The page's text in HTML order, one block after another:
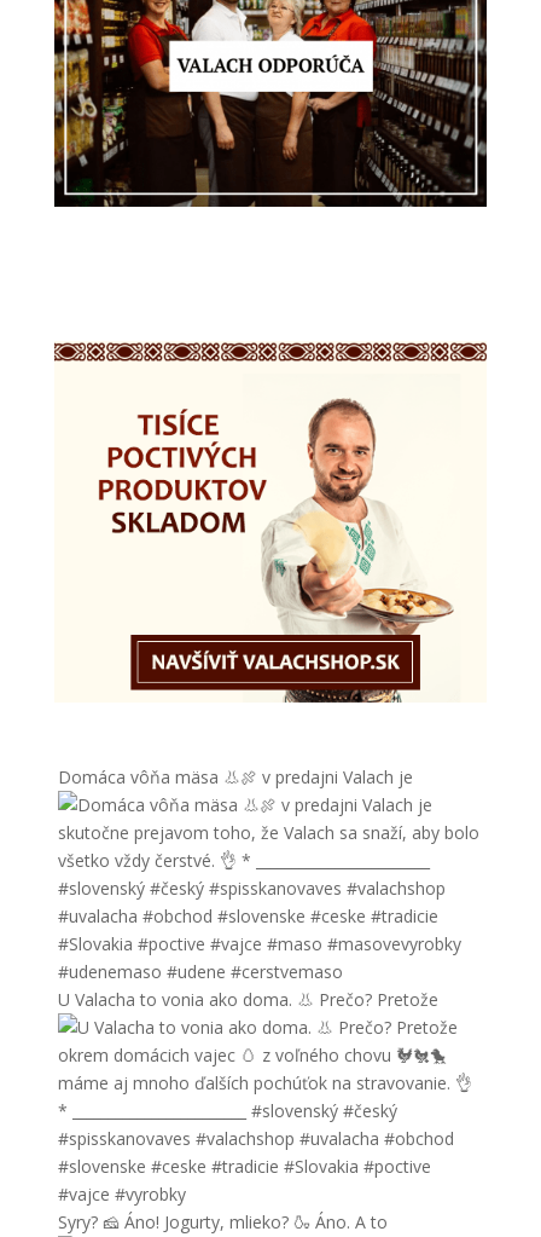
Domáca vôňa mäsa 👃🍖 v predajni Valach je
U Valacha to vonia ako doma. 👃 Prečo? Pretože
Syry? 🧀 Áno! Jogurty, mlieko? 🍶 Áno. A to